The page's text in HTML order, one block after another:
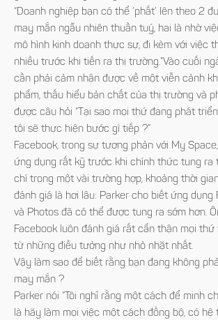
“Doanh nghiệp bạn có thể ‘phất’ lên theo 2
may mắn ngẫu nhiên thuần tuý, hai là nhờ
mô hình kinh doanh thực sự, đi kèm với việc
nhiều trước khi tiến ra thị trường.”Vào cuối
cần phải cảm nhận được về một viễn cảnh
phẩm, thấu hiểu bản chất của thị trường và
được câu hỏi “Tại sao mọi thứ đang phát
tôi sẽ thực hiện bước gì tiếp ?”
Facebook, trong sự tương phản với My
ứng dụng rất kỹ trước khi chính thức tung ra
chí trong một vài trường hợp, khoảng thời
đánh giá là hơi lâu: Parker cho biết ứng dụng
và Photos đã có thể được tung ra sớm hơn.
Facebook luôn đánh giá rất cẩn thận mọi thứ
từ những điều tưởng như nhỏ nhặt nhất.
Vậy làm sao để biết rằng bạn đang không
may mắn ?
Parker nói “Tôi nghĩ rằng một cách để minh
là hãy làm mọi việc một cách đồng bộ, có hệ